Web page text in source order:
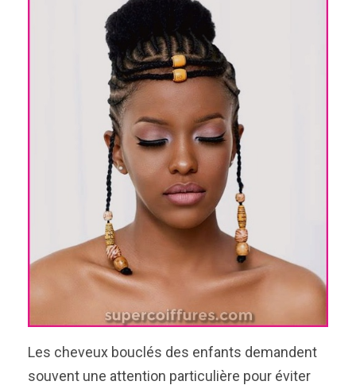
Les cheveux bouclés des enfants demandent
souvent une attention particulière pour éviter